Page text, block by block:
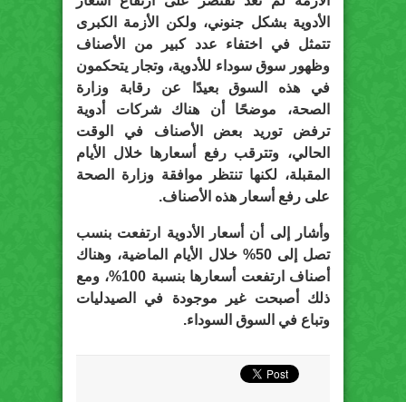
الأدوية بشكل جنوني، ولكن الأزمة الكبرى
تتمثل في اختفاء عدد كبير من الأصناف
وظهور سوق سوداء للأدوية، وتجار يتحكمون
في هذه السوق بعيدًا عن رقابة وزارة
الصحة، موضحًا أن هناك شركات أدوية
ترفض توريد بعض الأصناف في الوقت
الحالي، وتترقب رفع أسعارها خلال الأيام
المقبلة، لكنها تنتظر موافقة وزارة الصحة
على رفع أسعار هذه الأصناف.
وأشار إلى أن أسعار الأدوية ارتفعت بنسب
تصل إلى 50% خلال الأيام الماضية، وهناك
أصناف ارتفعت أسعارها بنسبة 100%، ومع
ذلك أصبحت غير موجودة في الصيدليات
وتباع في السوق السوداء.